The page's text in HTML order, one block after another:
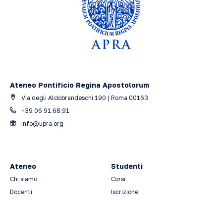
Ateneo Pontificio Regina Apostolorum
Via degli Aldobrandeschi 190 | Roma 00163
+39 06 91.68.91
info@upra.org
Ateneo
Chi siamo
Docenti
Studenti
Corsi
Iscrizione